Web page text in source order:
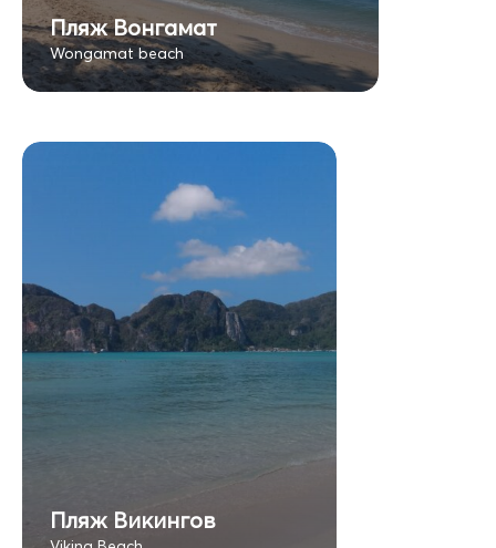
Пляж Вонгамат
Wongamat beach
Пляж Викингов